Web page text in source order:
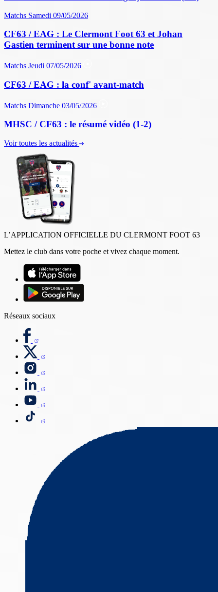
Matchs Samedi 09/05/2026
CF63 / EAG : Le Clermont Foot 63 et Johan
Gastien terminent sur une bonne note
Matchs Jeudi 07/05/2026
CF63 / EAG : la conf' avant-match
Matchs Dimanche 03/05/2026
MHSC / CF63 : le résumé vidéo (1-2)
Voir toutes les actualités
L’APPLICATION OFFICIELLE DU CLERMONT FOOT 63
Mettez le club dans votre poche et vivez chaque moment.
Réseaux sociaux